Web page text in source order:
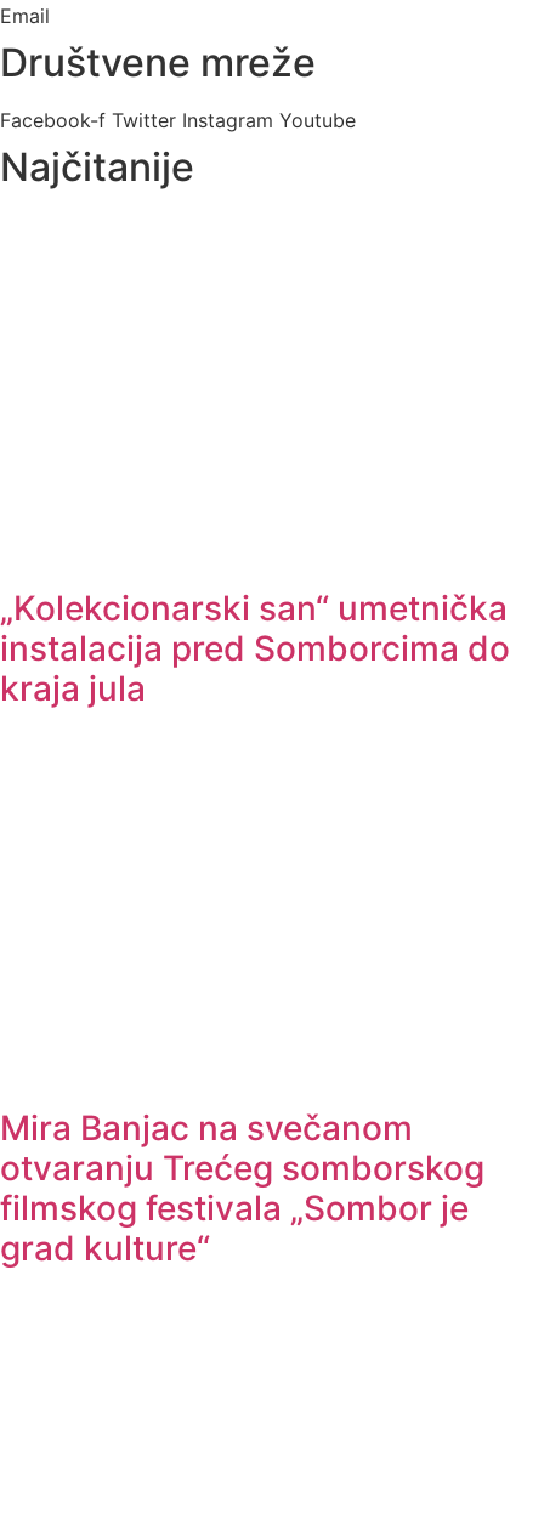
Email
Društvene mreže
Facebook-f Twitter Instagram Youtube
Najčitanije
„Kolekcionarski san“ umetnička
instalacija pred Somborcima do
kraja jula
Mira Banjac na svečanom
otvaranju Trećeg somborskog
filmskog festivala „Sombor je
grad kulture“